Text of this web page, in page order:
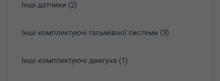
Інші датчики (2)
Інші комплектуючі гальмівної системи (3)
Інші комплектуючі двигуна (1)